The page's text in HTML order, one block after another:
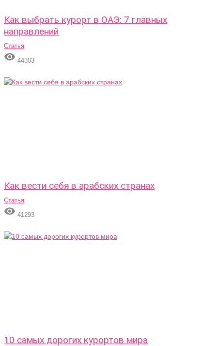
Как выбрать курорт в ОАЭ: 7 главных
направлений
Статья
 44303
Как вести себя в арабских странах
Статья
 41293
10 самых дорогих курортов мира